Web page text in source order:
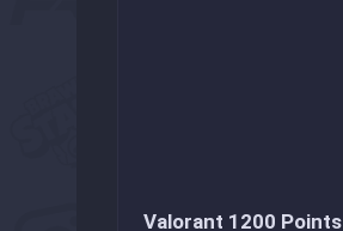
Valorant 1200 Points